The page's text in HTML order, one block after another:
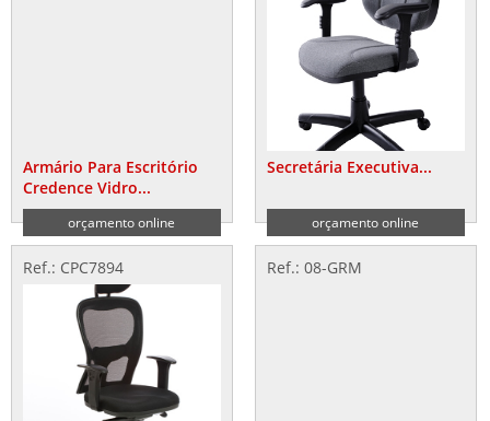
Armário Para Escritório
Credence Vidro...
orçamento online
Secretária Executiva...
orçamento online
Ref.: CPC7894 Ref.: 08-GRM